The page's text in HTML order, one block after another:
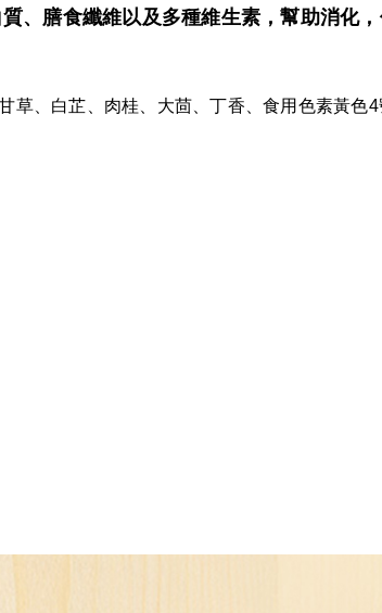
、膳食纖維以及多種維生素，幫助消化
草、白芷、肉桂、大茴、丁香、食用色素黃色